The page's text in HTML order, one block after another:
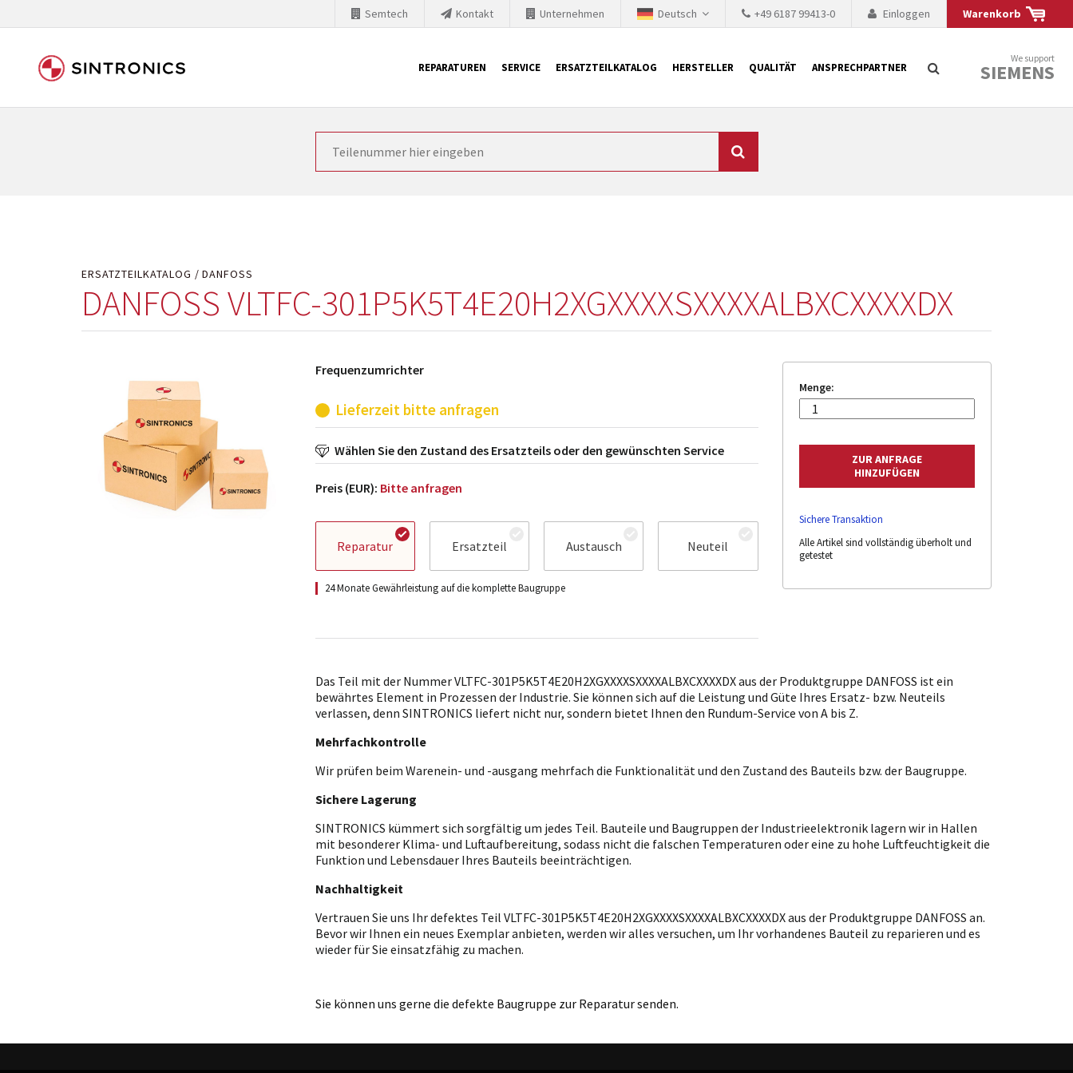
Warenkorb
Einloggen
+49 6187 99413-0
Deutsch
Unternehmen
Kontakt
Semtech
REPARATUREN SERVICE ERSATZTEILKATALOG HERSTELLER QUALITÄT ANSPRECHPARTNER
We support
SIEMENS
Unsere Zusammenarbeit mit Siemens
ERSATZTEILKATALOG DANFOSS
DANFOSS VLTFC-301P5K5T4E20H2XGXXXXSXXXXALBXCXXXXDX
Frequenzumrichter
Lieferzeit bitte anfragen
Wählen Sie den Zustand des Ersatzteils oder den gewünschten Service
Preis (EUR): Bitte anfragen
Reparatur Ersatzteil Austausch Neuteil
24 Monate Gewährleistung auf die komplette Baugruppe
Menge:
Sichere Transaktion
Alle Artikel sind vollständig überholt und
getestet
Das Teil mit der Nummer VLTFC-301P5K5T4E20H2XGXXXXSXXXXALBXCXXXXDX aus der Produktgruppe DANFOSS ist ein
bewährtes Element in Prozessen der Industrie. Sie können sich auf die Leistung und Güte Ihres Ersatz- bzw. Neuteils
verlassen, denn SINTRONICS liefert nicht nur, sondern bietet Ihnen den Rundum-Service von A bis Z.
Mehrfachkontrolle
Wir prüfen beim Warenein- und -ausgang mehrfach die Funktionalität und den Zustand des Bauteils bzw. der Baugruppe.
Sichere Lagerung
SINTRONICS kümmert sich sorgfältig um jedes Teil. Bauteile und Baugruppen der Industrieelektronik lagern wir in Hallen
mit besonderer Klima- und Luftaufbereitung, sodass nicht die falschen Temperaturen oder eine zu hohe Luftfeuchtigkeit die
Funktion und Lebensdauer Ihres Bauteils beeinträchtigen.
Nachhaltigkeit
Vertrauen Sie uns Ihr defektes Teil VLTFC-301P5K5T4E20H2XGXXXXSXXXXALBXCXXXXDX aus der Produktgruppe DANFOSS an.
Bevor wir Ihnen ein neues Exemplar anbieten, werden wir alles versuchen, um Ihr vorhandenes Bauteil zu reparieren und es
wieder für Sie einsatzfähig zu machen.
Sie können uns gerne die defekte Baugruppe zur Reparatur senden.